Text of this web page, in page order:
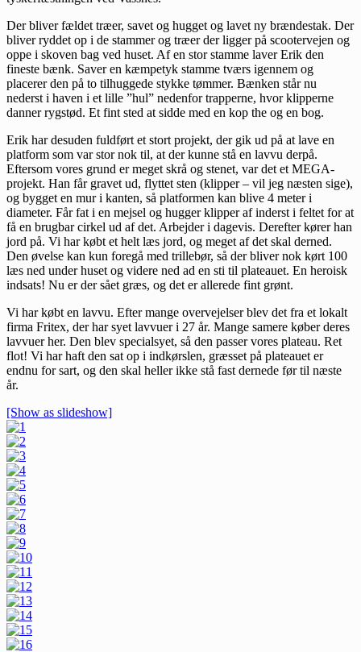
Der bliver fældet træer, savet og hugget og lavet ny brændestak. Der
bliver ryddet op i de stammer og træer der ligger på scootervejen og
oppe i skoven bag ved huset. Af en stor stamme laver Erik den
fineste bænk. Saver en kæmpetyk stamme tværs igennem og
placerer den på to tilhuggede stykke tømmer. Bænken står nu
nederst i haven i et lille ”hul” nedenfor trapperne, hvor klipperne
danner rygstød. Et fint sted at sidde med en kop the og en bog.
Erik har desuden fuldført et stort projekt, der gik ud på at lave en
platform som var stor nok til, at der kunne stå en lavvu derpå.
Eftersom vores grund er meget skrå og stenet, var det et MEGA-
projekt. Han får gravet ud, flyttet sten (klipper – vil jeg næsten sige),
og bygget en mur i kanten, så platformen kan blive 4 meter i
diameter. Får fat i en mejsel og hugger klipper af inderst i feltet for at
få en brugbar cirkel ud af det. Arbejder i dagevis. Derefter kører han
jord på. Vi har købt et helt læs jord, og meget af det skal derned.
Den øvelse kan kun foregå med trillebør, så der bliver nok kørt 100
læs ned under huset og videre ned ad en sti til plateauet. En heroisk
indsats! Nu er der sået græs, og det er allerede fint grønt.
Vi har købt en lavvu. Efter mange overvejelser blev det fra et lokalt
firma Fritex, der har syet lavvuer i 27 år. Mange samere køber deres
lavvuer her. Den blev specialsyet, så den passer vores plateau. Ret
flot! Vi har haft den sat op i indkørslen, græsset på plateauet er
endnu for sart, og den skal heller ikke stå fast dernede før til næste
år.
[Show as slideshow]